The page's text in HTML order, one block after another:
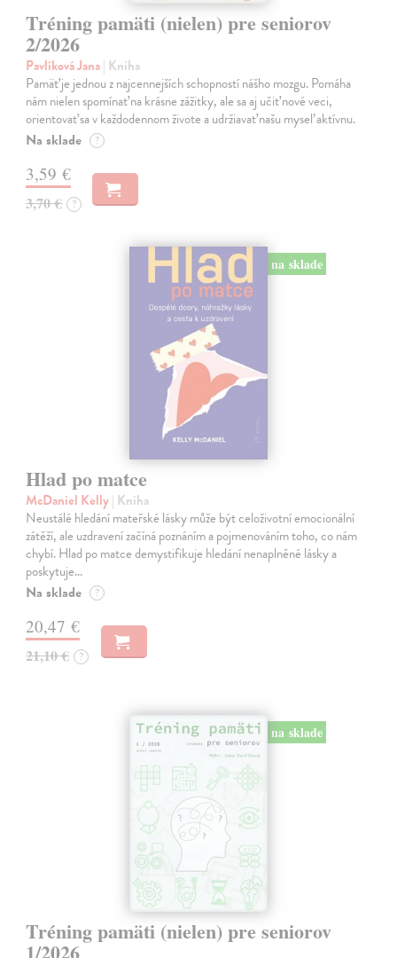
Tréning pamäti (nielen) pre seniorov
2/2026
Pavlíková Jana| Kniha
Pamäť je jednou z najcennejších schopností nášho mozgu. Pomáha
nám nielen spomínať na krásne zážitky, ale sa aj učiť nové veci,
orientovať sa v každodennom živote a udržiavať našu myseľ aktívnu.
Na sklade ?
3,59 €
3,70 € ?
na sklade
Hlad po matce
McDaniel Kelly| Kniha
Neustálé hledání mateřské lásky může být celoživotní emocionální
zátěží, ale uzdravení začíná poznáním a pojmenováním toho, co nám
chybí. Hlad po matce demystifikuje hledání nenaplněné lásky a
poskytuje…
Na sklade ?
20,47 €
21,10 € ?
na sklade
Tréning pamäti (nielen) pre seniorov